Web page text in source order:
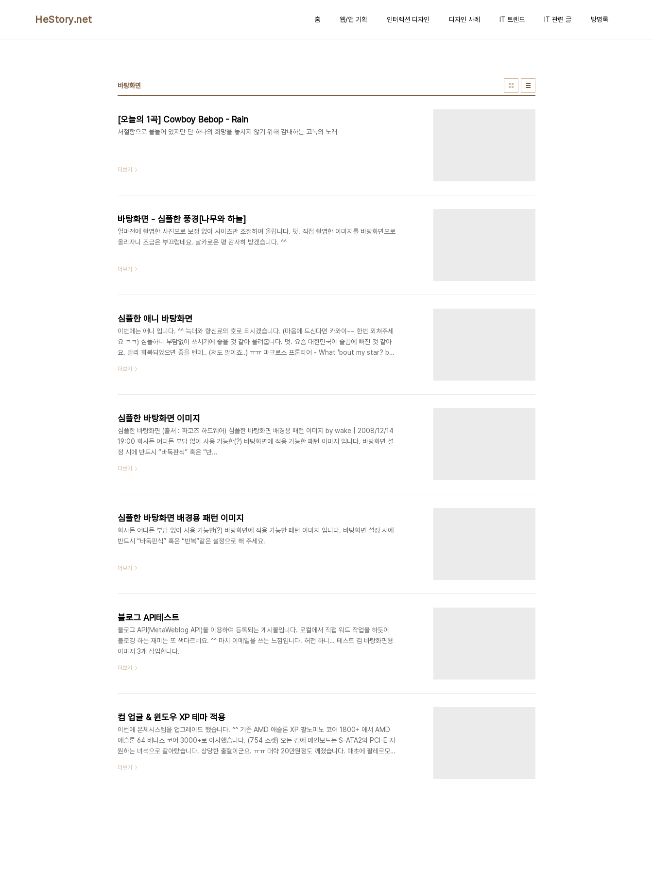
HeStory.net 홈 웹/앱 기획 인터렉션 디자인 디자인 사례 IT 트렌드 IT 관련 글 방명록
바탕화면
[오늘의 1곡] Cowboy Bebop - Rain
처절함으로 물들어 있지만 단 하나의 희망을 놓치지 않기 위해 감내하는 고독의 노래
더보기
바탕화면 - 심플한 풍경[나무와 하늘]
얼마전에 촬영한 사진으로 보정 없이 사이즈만 조절하여 올립니다. 덧. 직접 촬영한 이미지를 바탕화면으로
올리자니 조금은 부끄럽네요. 날카로운 평 감사히 받겠습니다. ^^
더보기
심플한 애니 바탕화면
이번에는 애니 입니다. ^^ 늑대와 향신료의 호로 되시겠습니다. (마음에 드신다면 카와이~~ 한번 외쳐주세
요 ㅋㅋ) 심플하니 부담없이 쓰시기에 좋을 것 같아 올려봅니다. 덧. 요즘 대한민국이 슬픔에 빠진 것 같아
요. 빨리 회복되었으면 좋을 텐데.. (저도 말이죠..) ㅠㅠ 마크로스 프론티어 - What 'bout my star? by
은? 1. 쉐릴(What 'bout my star_ (Sheryl On Stage)) 2. 란카...
더보기
심플한 바탕화면 이미지
심플한 바탕화면 (출처 : 파코즈 하드웨어) 심플한 바탕화면 배경용 패턴 이미지 by wake | 2008/12/14
19:00 회사든 어디든 부담 없이 사용 가능한(?) 바탕화면에 적용 가능한 패턴 이미지 입니다. 바탕화면 설
정 시에 반드시 “바둑판식” 혹은 “반...
더보기
심플한 바탕화면 배경용 패턴 이미지
회사든 어디든 부담 없이 사용 가능한(?) 바탕화면에 적용 가능한 패턴 이미지 입니다. 바탕화면 설정 시에
반드시 “바둑판식” 혹은 “반복”같은 설정으로 해 주세요.
더보기
블로그 API테스트
블로그 API(MetaWeblog API)을 이용하여 등록되는 게시물입니다. 로컬에서 직접 워드 작업을 하듯이
블로깅 하는 재미는 또 색다르네요. ^^ 마치 이메일을 쓰는 느낌입니다. 허전 하니… 테스트 겸 바탕화면용
이미지 3개 삽입합니다.
더보기
컴 업글 & 윈도우 XP 테마 적용
이번에 본체시스템을 업그레이드 했습니다. ^^ 기존 AMD 애슬론 XP 팔노미노 코어 1800+ 에서 AMD
애슬론 64 베니스 코어 3000+로 이사했습니다. (754 소켓) 오는 김에 메인보드는 S-ATA2와 PCI-E 지
원하는 녀석으로 갈아탔습니다. 상당한 출혈이군요. ㅠㅠ 대략 20만원정도 깨졌습니다. 애초에 팔레르모
뭐 기본 클럭 2.0G 에서 2.5G 까지는 무난히 오버 되니 후회는 않합니다 ^^ 64비트로 왔기도 하니 기념
32비트이라는 안타까운 상황입니다. -_-;; 뭐 지금으로써는 ..
더보기